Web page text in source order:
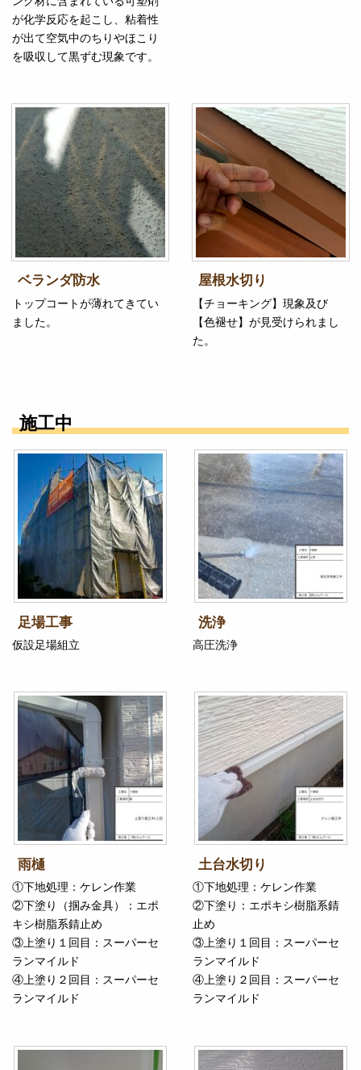
が化学反応を起こし、粘着性
が出て空気中のちりやほこり
を吸収して黒ずむ現象です。
ベランダ防水
トップコートが薄れてきてい
ました。
屋根水切り
【チョーキング】現象及び
【色褪せ】が見受けられまし
た。
施工中
足場工事
仮設足場組立
洗浄
高圧洗浄
雨樋
①下地処理：ケレン作業
②下塗り（掴み金具）：エポ
キシ樹脂系錆止め
③上塗り１回目：スーパーセ
ランマイルド
④上塗り２回目：スーパーセ
ランマイルド
土台水切り
①下地処理：ケレン作業
②下塗り：エポキシ樹脂系錆
止め
③上塗り１回目：スーパーセ
ランマイルド
④上塗り２回目：スーパーセ
ランマイルド